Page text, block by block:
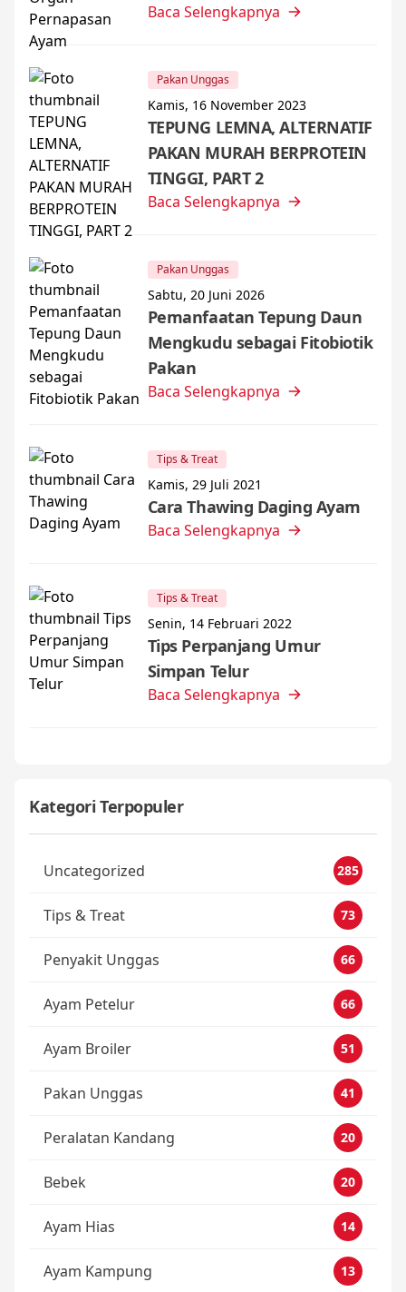
Baca Selengkapnya
Pakan Unggas
Kamis, 16 November 2023
TEPUNG LEMNA, ALTERNATIF
PAKAN MURAH BERPROTEIN
TINGGI, PART 2
Baca Selengkapnya
Pakan Unggas
Sabtu, 20 Juni 2026
Pemanfaatan Tepung Daun
Mengkudu sebagai Fitobiotik
Pakan
Baca Selengkapnya
Tips & Treat
Kamis, 29 Juli 2021
Cara Thawing Daging Ayam
Baca Selengkapnya
Tips & Treat
Senin, 14 Februari 2022
Tips Perpanjang Umur
Simpan Telur
Baca Selengkapnya
Kategori Terpopuler
Uncategorized 285
Tips & Treat 73
Penyakit Unggas 66
Ayam Petelur 66
Ayam Broiler 51
Pakan Unggas 41
Peralatan Kandang 20
Bebek 20
Ayam Hias 14
Ayam Kampung 13